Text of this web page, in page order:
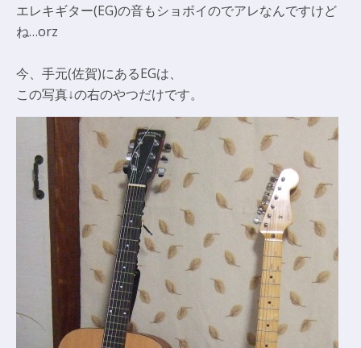
エレキギター(EG)の音もショボイのでアレなんですけど
ね…orz
今、手元(佐賀)にあるEGは、
この写真↓の右のやつだけです。